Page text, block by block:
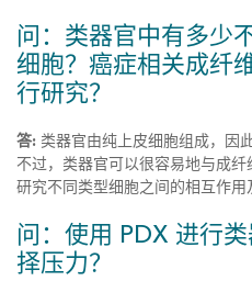
问：类器官中有多少
细胞？癌症相关成纤
行研究？
答: 类器官由纯上皮细胞组成，因
不过，类器官可以很容易地与成
研究不同类型细胞之间的相互作用
问：使用 PDX 进行
择压力？